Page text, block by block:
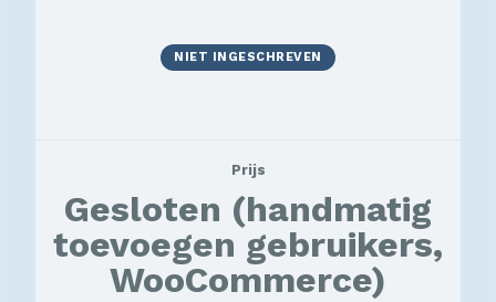
NIET INGESCHREVEN
Prijs
Gesloten (handmatig
toevoegen gebruikers,
WooCommerce)